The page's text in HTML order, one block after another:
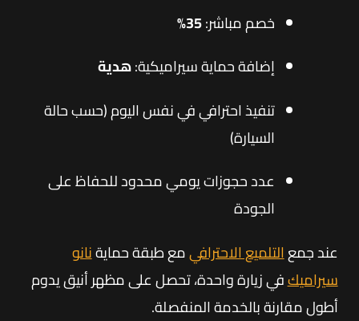
خصم مباشر:35%
إضافة حماية سيراميكية:هدية
تنفيذ احترافي في نفس اليوم (حسب حالة
السيارة)
عدد حجوزات يومي محدود للحفاظ على
الجودة
عند جمعالتلميع الاحترافيمع طبقة حمايةنانو
سيراميكفي زيارة واحدة، تحصل على مظهر أنيق يدوم
أطول مقارنة بالخدمة المنفصلة.